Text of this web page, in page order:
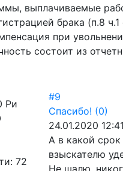
выплачиваемые
брака (п.8
при
состоит из
Ри
72
#9
Спасибо! (0)
24.01.2020
А в какой
взыскателю
Не шалю,